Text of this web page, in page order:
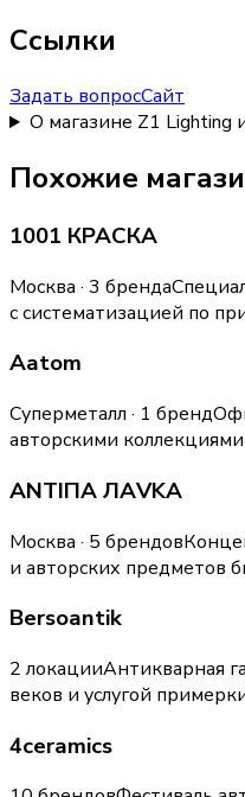
Ссылки
Задать вопросСайт
О магазине Z1 Lighting
Похожие
1001 КРАСКА
Москва · 3 бренда
с систематизацией по
Aatom
Суперметалл · 1 бренд
авторскими коллекциями
ANTIПА ЛАVKA
Москва · 5 брендов
и авторских предметов
Bersoantik
2 локацииАнтикварная
веков и услугой
4ceramics